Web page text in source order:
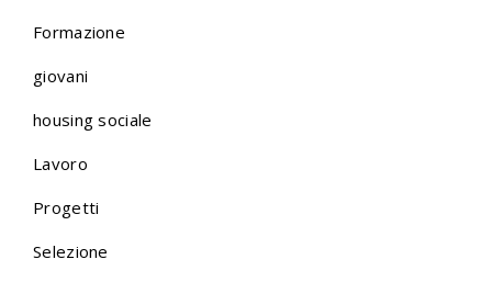
Formazione
giovani
housing sociale
Lavoro
Progetti
Selezione